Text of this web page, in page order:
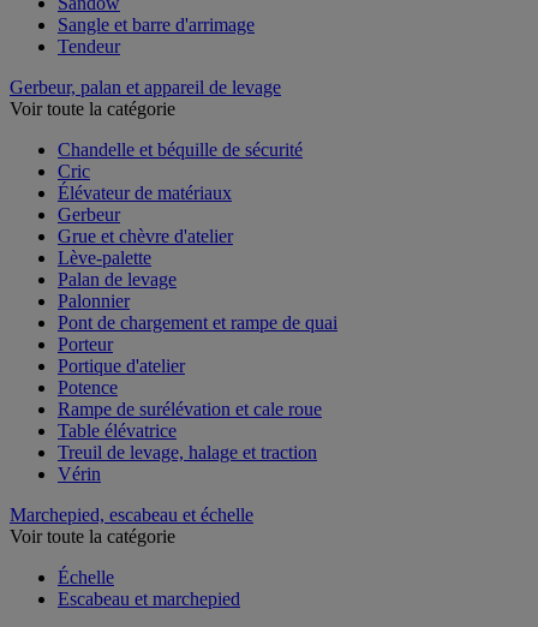
Sangle et barre d'arrimage
Tendeur
Gerbeur, palan et appareil de levage
Voir toute la catégorie
Chandelle et béquille de sécurité
Cric
Élévateur de matériaux
Gerbeur
Grue et chèvre d'atelier
Lève-palette
Palan de levage
Palonnier
Pont de chargement et rampe de quai
Porteur
Portique d'atelier
Potence
Rampe de surélévation et cale roue
Table élévatrice
Treuil de levage, halage et traction
Vérin
Marchepied, escabeau et échelle
Voir toute la catégorie
Échelle
Escabeau et marchepied